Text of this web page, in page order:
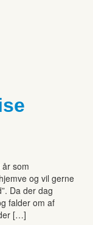
som
og vil gerne
Da der dag
falder om af
[…]